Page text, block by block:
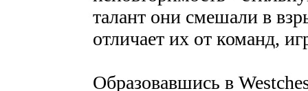
талант они смешали в
отличает их от команд,
Образовавшись в